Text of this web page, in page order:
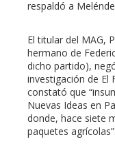
respaldó a
El titular del MAG,
hermano de
dicho partido),
investigación de El
constató que
Nuevas Ideas en
donde, hace siete
paquetes agrícolas”.